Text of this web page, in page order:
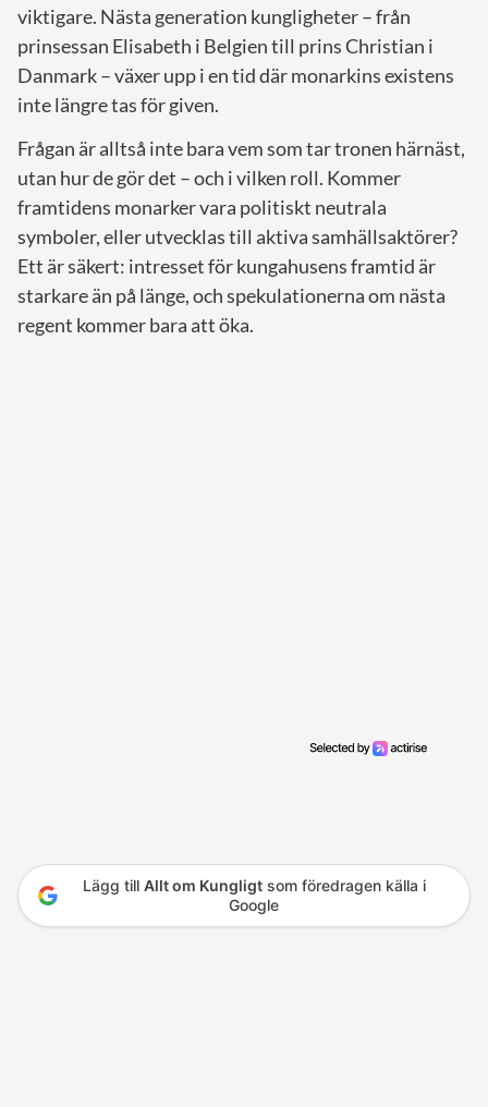
viktigare. Nästa generation kungligheter – från
prinsessan Elisabeth i Belgien till prins Christian i
Danmark – växer upp i en tid där monarkins existens
inte längre tas för given.
Frågan är alltså inte bara vem som tar tronen härnäst,
utan hur de gör det – och i vilken roll. Kommer
framtidens monarker vara politiskt neutrala
symboler, eller utvecklas till aktiva samhällsaktörer?
Ett är säkert: intresset för kungahusens framtid är
starkare än på länge, och spekulationerna om nästa
regent kommer bara att öka.
Lägg till Allt om Kungligtsom föredragen källa i
Google